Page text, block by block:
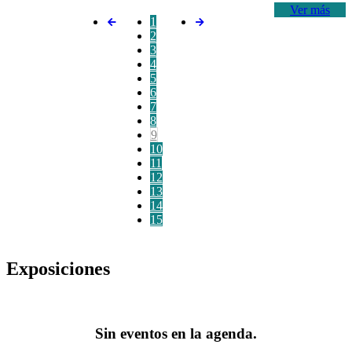
Ver más
1
2
3
4
5
6
7
8
9
10
11
12
13
14
15
Exposiciones
Sin eventos en la agenda.